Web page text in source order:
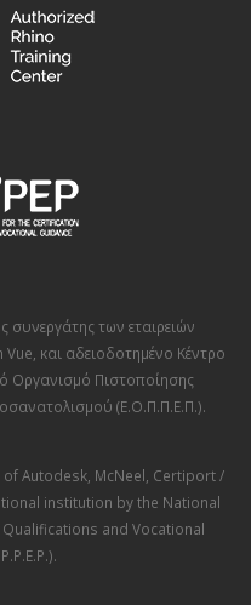
συνεργάτης των εταιρειών
Vue , και αδειοδοτημένο Κέντρο
Οργανισμό Πιστοποίησης
(Ε.Ο.Π.Π.Ε.Π.).
ofAutodesk, McNeel Certiport /
institution by the National
and Vocational
.